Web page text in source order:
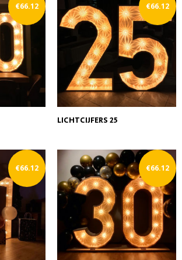
€66.12
LICHTCIJFERS 25
€66.12
€66.12 €66.12